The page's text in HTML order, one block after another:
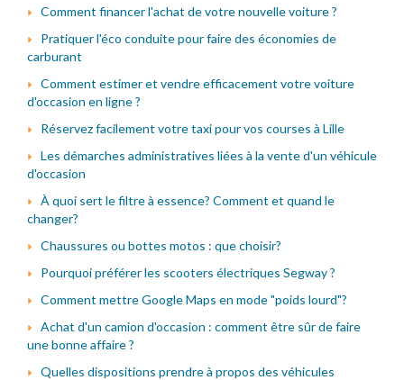
Comment financer l'achat de votre nouvelle voiture ?
Pratiquer l'éco conduite pour faire des économies de
carburant
Comment estimer et vendre efficacement votre voiture
d'occasion en ligne ?
Réservez facilement votre taxi pour vos courses à Lille
Les démarches administratives liées à la vente d'un véhicule
d'occasion
À quoi sert le filtre à essence? Comment et quand le
changer?
Chaussures ou bottes motos : que choisir?
Pourquoi préférer les scooters électriques Segway ?
Comment mettre Google Maps en mode "poids lourd"?
Achat d'un camion d'occasion : comment être sûr de faire
une bonne affaire ?
Quelles dispositions prendre à propos des véhicules